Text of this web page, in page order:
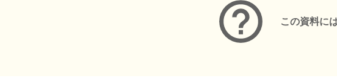
この資料に